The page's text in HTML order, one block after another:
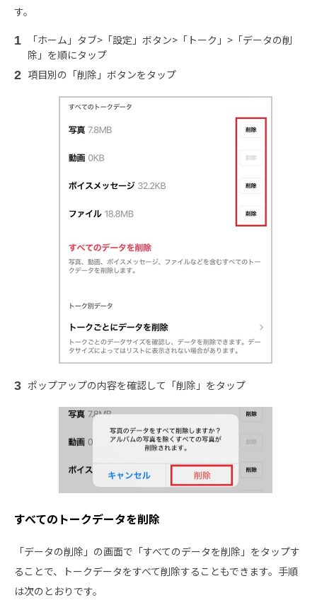
す。
「ホーム」タブ>「設定」ボタン>「トーク」>「データの削
除」を順にタップ
項目別の「削除」ボタンをタップ
ポップアップの内容を確認して「削除」をタップ
すべてのトークデータを削除
「データの削除」の画面で「すべてのデータを削除」をタップす
ることで、トークデータをすべて削除することもできます。手順
は次のとおりです。